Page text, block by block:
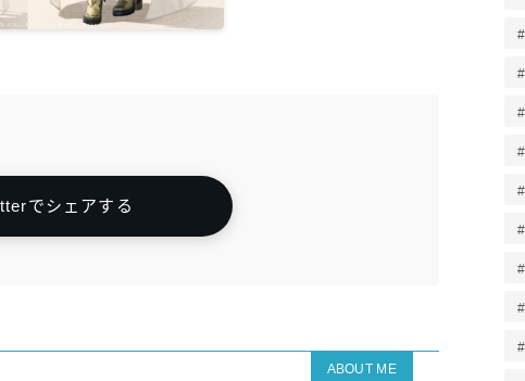
でシェアする
ABOUT ME